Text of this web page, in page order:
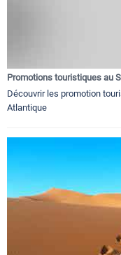
Promotions touristiques au
Découvrir les promotion
Atlantique